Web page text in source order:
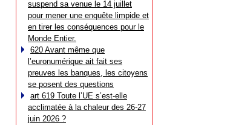
suspend sa venue le 14 juillet
pour mener une enquête limpide et
en tirer les conséquences pour le
Monde Entier.
620 Avant même que
l’euronumérique ait fait ses
preuves les banques, les citoyens
se posent des questions
art 619 Toute l’UE s’est-elle
acclimatée à la chaleur des 26-27
juin 2026 ?